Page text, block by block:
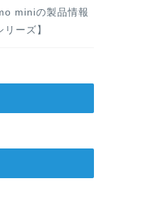
miniの製品情報
ーズ】